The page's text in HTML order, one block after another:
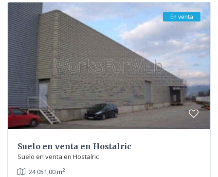
En venta
Suelo en venta en Hostalric
Suelo en venta en Hostalric
24 051,00 m2